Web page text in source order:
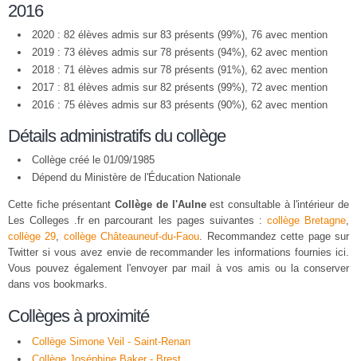
2016
2020 : 82 élèves admis sur 83 présents (99%), 76 avec mention
2019 : 73 élèves admis sur 78 présents (94%), 62 avec mention
2018 : 71 élèves admis sur 78 présents (91%), 62 avec mention
2017 : 81 élèves admis sur 82 présents (99%), 72 avec mention
2016 : 75 élèves admis sur 83 présents (90%), 62 avec mention
Détails administratifs du collège
Collège créé le 01/09/1985
Dépend du Ministère de l'Éducation Nationale
Cette fiche présentantCollège de l'Aulneest consultable à l'intérieur de
Les Colleges .fr en parcourant les pages suivantes : collège Bretagne,
collège 29, collège Châteauneuf-du-Faou. Recommandez cette page sur
Twitter si vous avez envie de recommander les informations fournies ici.
Vous pouvez également l'envoyer par mail à vos amis ou la conserver
dans vos bookmarks.
Collèges à proximité
Collège Simone Veil - Saint-Renan